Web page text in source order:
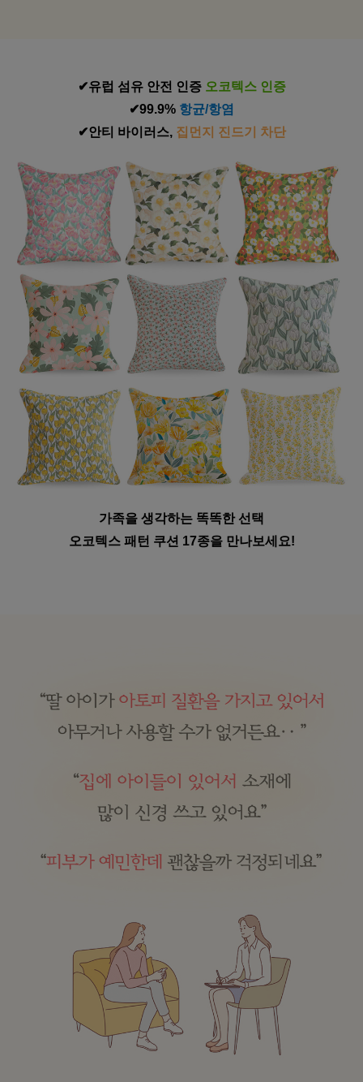
✔유럽 섬유 안전 인증 오코텍스 인증
✔99.9% 항균/항염
✔안티 바이러스, 집먼지 진드기 차단
가족을 생각하는 똑똑한 선택
오코텍스 패턴 쿠션 17종을 만나보세요!